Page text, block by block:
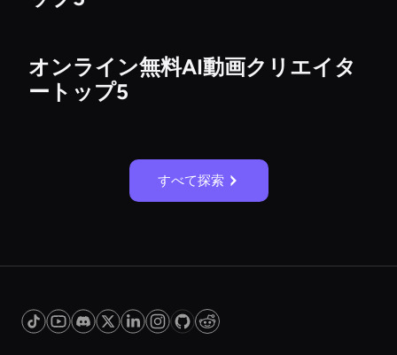
オンライン無料AI動画クリエイタ
ートップ5
すべて探索